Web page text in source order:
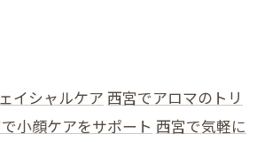
イシャルケア 西宮でアロマのトリ
小顔ケアをサポート 西宮で気軽に